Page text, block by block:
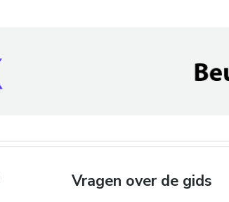
Vragen over de gids